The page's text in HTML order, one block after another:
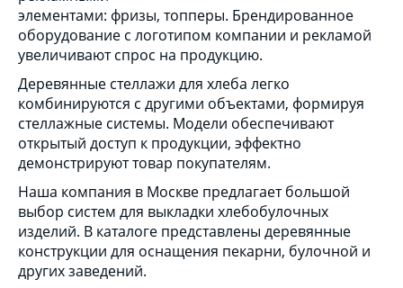
элементами: фризы, топперы. Брендированное
оборудование с логотипом компании и рекламой
увеличивают спрос на продукцию.
Деревянные стеллажи для хлеба легко
комбинируются с другими объектами, формируя
стеллажные системы. Модели обеспечивают
открытый доступ к продукции, эффектно
демонстрируют товар покупателям.
Наша компания в Москве предлагает большой
выбор систем для выкладки хлебобулочных
изделий. В каталоге представлены деревянные
конструкции для оснащения пекарни, булочной и
других заведений.